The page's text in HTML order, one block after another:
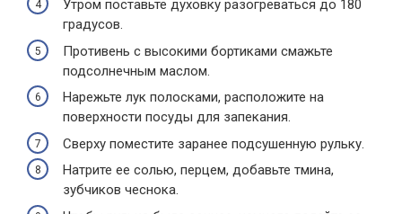
Утром поставьте духовку разогреваться до 180
градусов.
Противень с высокими бортиками смажьте
подсолнечным маслом.
Нарежьте лук полосками, расположите на
поверхности посуды для запекания.
Сверху поместите заранее подсушенную рульку.
Натрите ее солью, перцем, добавьте тмина,
зубчиков чеснока.